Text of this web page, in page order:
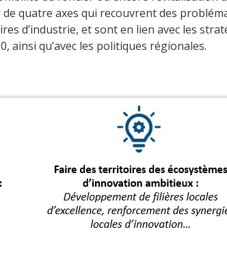
quatre axes qui recouvrent des
d’industrie, et sont en lien avec les
ainsi qu’avec les politiques régionales.